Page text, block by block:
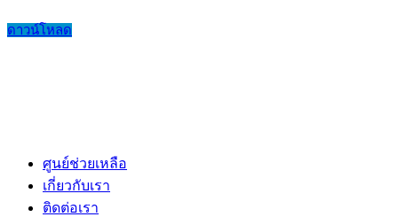
ดาวน์โหลด
ศูนย์ช่วยเหลือ
เกี่ยวกับเรา
ติดต่อเรา